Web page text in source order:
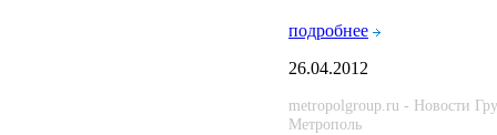
подробнее
26.04.2012
metropolgroup.ru - Новости
Метрополь